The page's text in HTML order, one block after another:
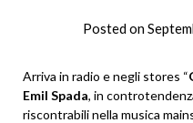
Posted on
Arriva in radio e negli stores “
Emil Spada, in
riscontrabili nella musica